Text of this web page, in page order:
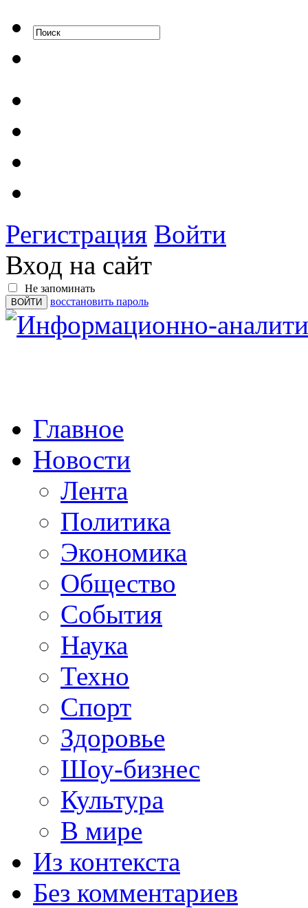
Регистрация Войти
Вход на сайт
Не запоминать
восстановить пароль
Главное
Новости
Лента
Политика
Экономика
Общество
События
Наука
Техно
Спорт
Здоровье
Шоу-бизнес
Культура
В мире
Из контекста
Без комментариев